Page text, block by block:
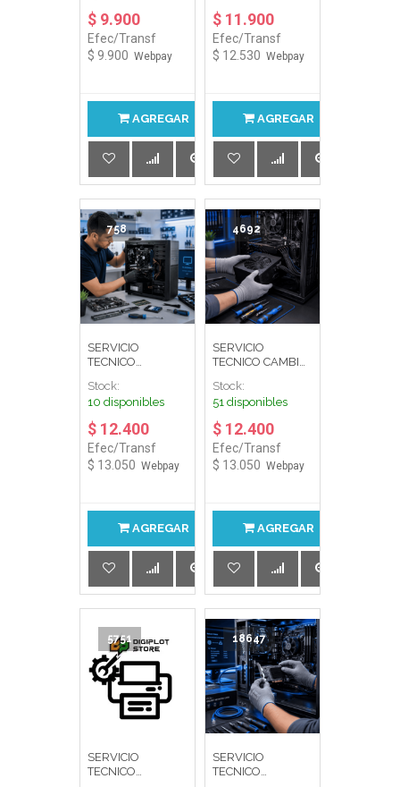
$ 9.900
Efec/Transf
$ 9.900 Webpay
AGREGAR
$ 11.900
Efec/Transf
$ 12.530 Webpay
AGREGAR
758
SERVICIO
TECNICO
ESCRITORIO
Stock:
10 disponibles
$ 12.400
Efec/Transf
$ 13.050 Webpay
AGREGAR
4692
SERVICIO
TECNICO CAMBIO
PC ESCRITORIO
Stock:
51 disponibles
$ 12.400
Efec/Transf
$ 13.050 Webpay
AGREGAR
5751
SERVICIO
TECNICO
18647
SERVICIO
TECNICO